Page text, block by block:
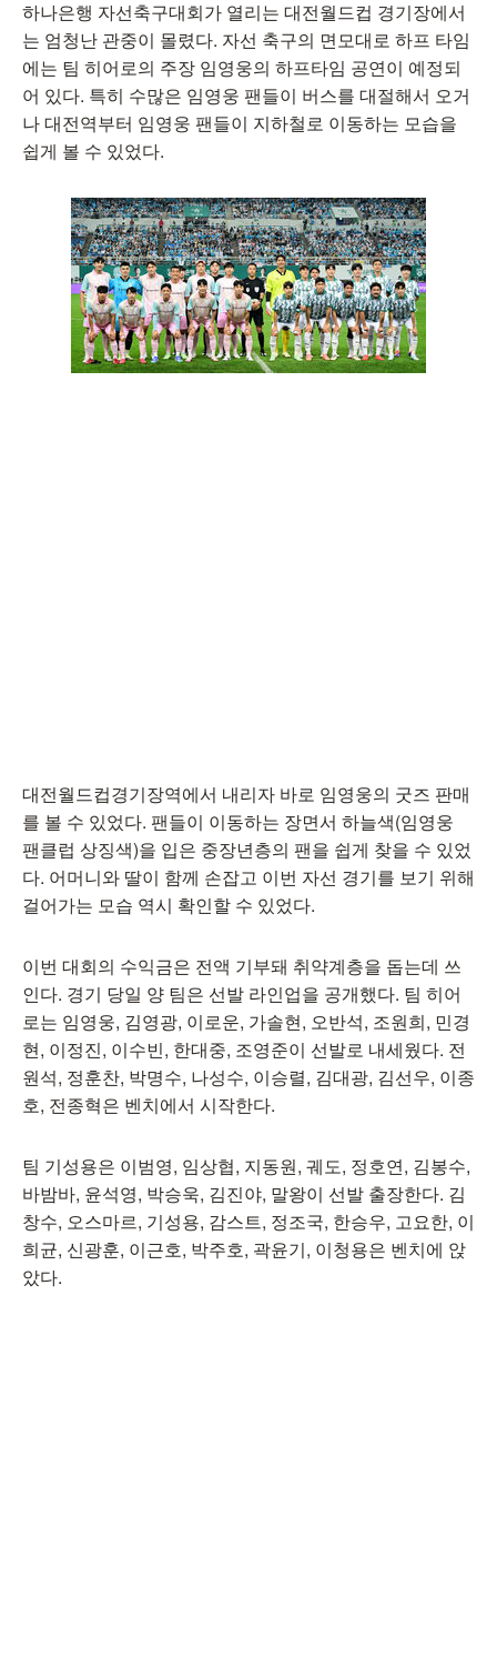
하나은행 자선축구대회가 열리는 대전월드컵 경기장에서
는 엄청난 관중이 몰렸다. 자선 축구의 면모대로 하프 타임
에는 팀 히어로의 주장 임영웅의 하프타임 공연이 예정되
어 있다. 특히 수많은 임영웅 팬들이 버스를 대절해서 오거
나 대전역부터 임영웅 팬들이 지하철로 이동하는 모습을
쉽게 볼 수 있었다.
대전월드컵경기장역에서 내리자 바로 임영웅의 굿즈 판매
를 볼 수 있었다. 팬들이 이동하는 장면서 하늘색(임영웅
팬클럽 상징색)을 입은 중장년층의 팬을 쉽게 찾을 수 있었
다. 어머니와 딸이 함께 손잡고 이번 자선 경기를 보기 위해
걸어가는 모습 역시 확인할 수 있었다.
이번 대회의 수익금은 전액 기부돼 취약계층을 돕는데 쓰
인다. 경기 당일 양 팀은 선발 라인업을 공개했다. 팀 히어
로는 임영웅, 김영광, 이로운, 가솔현, 오반석, 조원희, 민경
현, 이정진, 이수빈, 한대중, 조영준이 선발로 내세웠다. 전
원석, 정훈찬, 박명수, 나성수, 이승렬, 김대광, 김선우, 이종
호, 전종혁은 벤치에서 시작한다.
팀 기성용은 이범영, 임상협, 지동원, 궤도, 정호연, 김봉수,
바밤바, 윤석영, 박승욱, 김진야, 말왕이 선발 출장한다. 김
창수, 오스마르, 기성용, 감스트, 정조국, 한승우, 고요한, 이
희균, 신광훈, 이근호, 박주호, 곽윤기, 이청용은 벤치에 앉
았다.